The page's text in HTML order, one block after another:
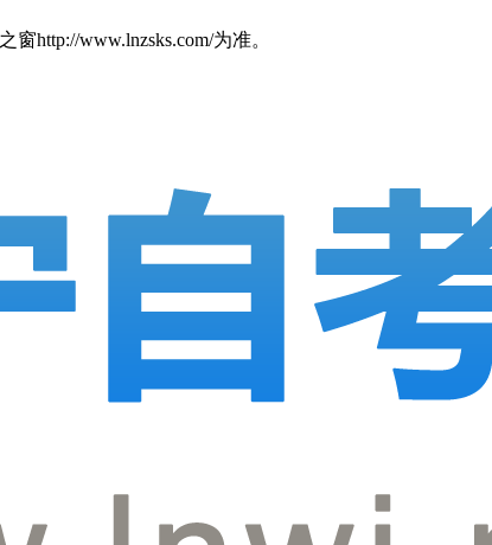
http://www.lnzsks.com/为准。